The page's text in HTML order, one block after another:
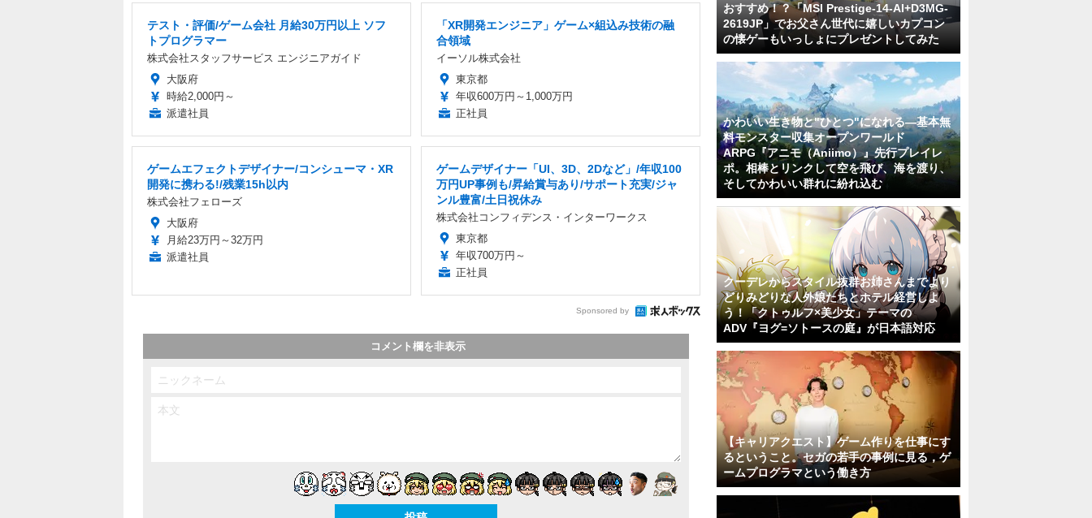
テスト・評価/ゲーム会社 月給30万円以上 ソフ
トプログラマー
株式会社スタッフサービス エンジニアガイド
大阪府
時給2,000円～
派遣社員
「XR開発エンジニア」ゲーム×組込み技術の融
合領域
イーソル株式会社
東京都
年収600万円～1,000万円
正社員
ゲームエフェクトデザイナー/コンシューマ・XR
開発に携わる!/残業15h以内
株式会社フェローズ
大阪府
月給23万円～32万円
派遣社員
ゲームデザイナー「UI、3D、2Dなど」/年収100
万円UP事例も/昇給賞与あり/サポート充実/ジャ
ンル豊富/土日祝休み
株式会社コンフィデンス・インターワークス
東京都
年収700万円～
正社員
Sponsored by
コメント欄を非表示
おすすめ！？「MSI Prestige-14-AI+D3MG-
2619JP」でお父さん世代に嬉しいカプコン
の懐ゲーもいっしょにプレゼントしてみた
かわいい生き物と"ひとつ"になれる―基本無
料モンスター収集オープンワールド
ARPG『アニモ（Aniimo）』先行プレイレ
ポ。相棒とリンクして空を飛び、海を渡り、
そしてかわいい群れに紛れ込む
クーデレからスタイル抜群お姉さんまでより
どりみどりな人外娘たちとホテル経営しよ
う！「クトゥルフ×美少女」テーマの
ADV『ヨグ=ソトースの庭』が日本語対応
【キャリアクエスト】ゲーム作りを仕事にす
るということ。セガの若手の事例に見る，ゲ
ームプログラマという働き方